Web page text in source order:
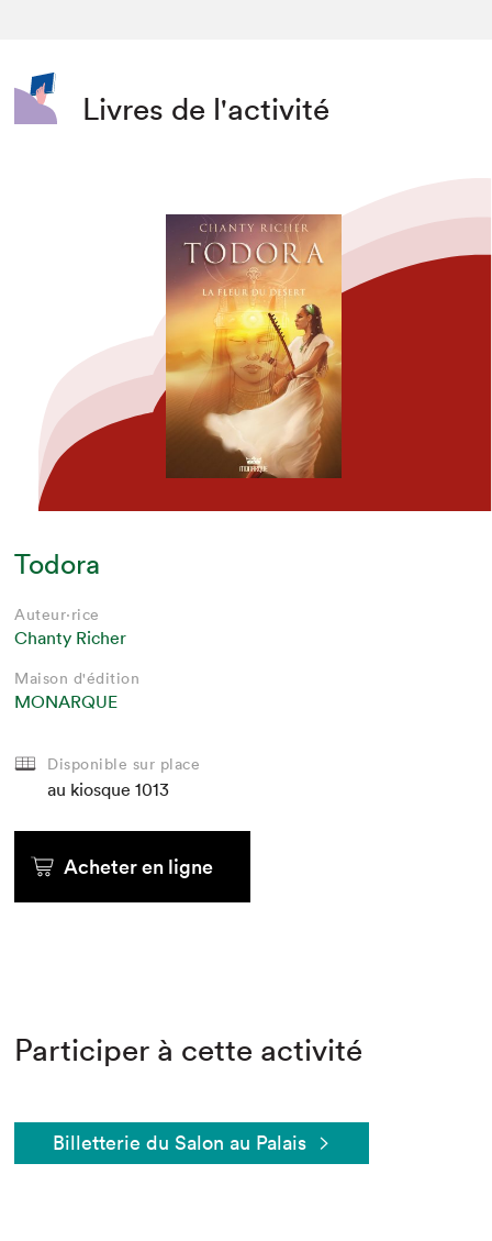
Livres de l'activité
Todora
Auteur·rice
Chanty Richer
Maison d'édition
MONARQUE
Disponible sur place
au kiosque 1013
Acheter en ligne
Participer à cette activité
Billetterie du Salon au Palais